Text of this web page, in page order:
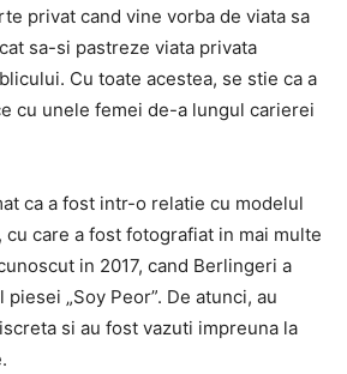
privat cand vine vorba de viata sa
sa-si pastreze viata privata
Cu toate acestea, se stie ca a
cu unele femei de-a lungul carierei
ca a fost intr-o relatie cu modelul
cu care a fost fotografiat in mai multe
in 2017, cand Berlingeri a
„Soy Peor”. De atunci, au
si au fost vazuti impreuna la